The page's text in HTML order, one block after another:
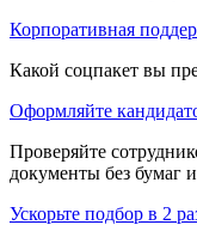
Корпоративная
Какой соцпакет вы
Оформляйте
Проверяйте
документы без бумаг
Ускорьте подбор в 2